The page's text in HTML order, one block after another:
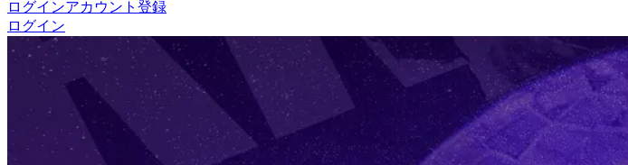
ログインアカウント登録
ログイン